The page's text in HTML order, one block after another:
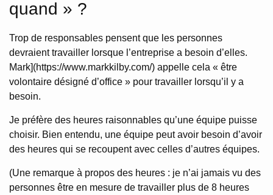
quand » ?
Trop de responsables pensent que les personnes
devraient travailler lorsque l’entreprise a besoin d’elles.
Mark](https://www.markkilby.com/) appelle cela « être
volontaire désigné d’office » pour travailler lorsqu’il y a
besoin.
Je préfère des heures raisonnables qu’une équipe puisse
choisir. Bien entendu, une équipe peut avoir besoin d’avoir
des heures qui se recoupent avec celles d’autres équipes.
(Une remarque à propos des heures : je n’ai jamais vu des
personnes être en mesure de travailler plus de 8 heures